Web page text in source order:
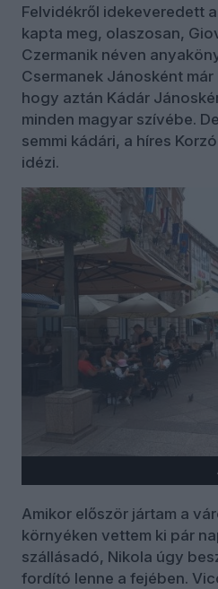
Felvidékről idekeveredett
kapta meg, olaszosan,
Czermanik néven
Csermanek Jánosként
hogy aztán Kádár
minden magyar szívébe.
semmi kádári, a híres
idézi.
Amikor először jártam a
környéken vettem ki pár
szállásadó, Nikola úgy
fordító lenne a fejében.